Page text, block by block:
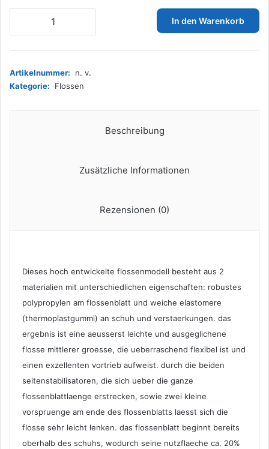
Heel
Flossen,
Schwarz,
In den Warenkorb
Artikelnummer:
n. v.
Kategorie:
Flossen
Beschreibung
Zusätzliche Informationen
Rezensionen (0)
Dieses hoch entwickelte flossenmodell besteht aus 2
materialien mit unterschiedlichen eigenschaften: robustes
polypropylen am flossenblatt und weiche elastomere
(thermoplastgummi) an schuh und verstaerkungen. das
ergebnis ist eine aeusserst leichte und ausgeglichene
flosse mittlerer groesse, die ueberraschend flexibel ist und
einen exzellenten vortrieb aufweist. durch die beiden
seitenstabilisatoren, die sich ueber die ganze
flossenblattlaenge erstrecken, sowie zwei kleine
vorspruenge am ende des flossenblatts laesst sich die
flosse sehr leicht lenken. das flossenblatt beginnt bereits
oberhalb des schuhs, wodurch seine nutzflaeche ca. 20%